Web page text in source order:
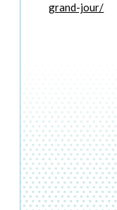
grand-jour/